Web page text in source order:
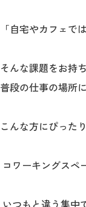
「自宅やカフェ
そんな課題をお持
普段の仕事の場所
こんな方にぴった
コワーキングスペ
いつもと違う集中